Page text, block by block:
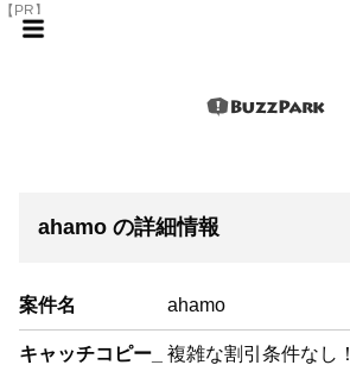
【PR】
ahamo の詳細情報
案件名 ahamo
キャッチコピー_
複雑な割引条件なし！